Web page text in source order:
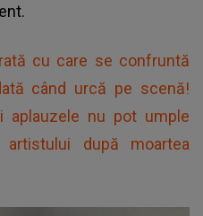
cu care se confruntă
când urcă pe scenă!
aplauzele nu pot umple
după moartea